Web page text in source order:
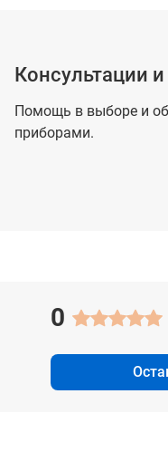
Консультации
Помощь в выборе и
приборами.
0